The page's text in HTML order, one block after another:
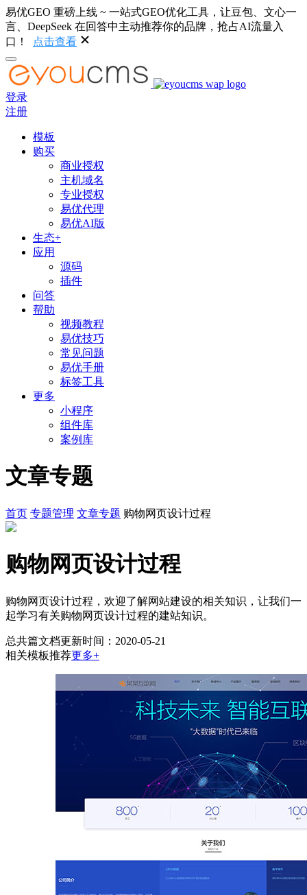
易优GEO 重磅上线 ~ 一站式GEO优化工具，让豆包、文心一
言、DeepSeek 在回答中主动推荐你的品牌，抢占AI流量入
口！
点击查看
登录
注册
模板
购买
商业授权
主机域名
专业授权
易优代理
易优AI版
生态+
应用
源码
插件
问答
帮助
视频教程
易优技巧
常见问题
易优手册
标签工具
更多
小程序
组件库
案例库
文章专题
首页 专题管理 文章专题 购物网页设计过程
购物网页设计过程
购物网页设计过程，欢迎了解网站建设的相关知识，让我们一
起学习有关购物网页设计过程的建站知识。
总共篇文档更新时间：2020-05-21
相关模板推荐更多+